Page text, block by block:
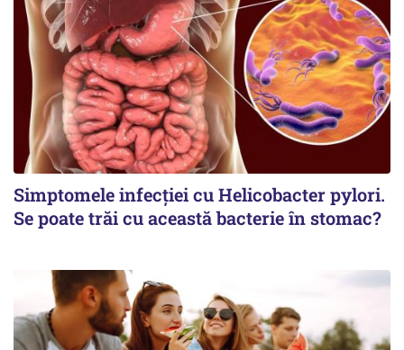
Simptomele infecției cu Helicobacter pylori.
Se poate trăi cu această bacterie în stomac?